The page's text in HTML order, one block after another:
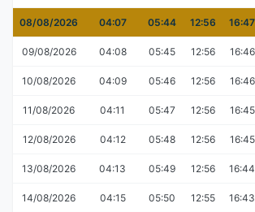
08/08/2026 04:07 05:44 12:56 16:47
09/08/2026 04:08 05:45 12:56 16:46
10/08/2026 04:09 05:46 12:56 16:46
11/08/2026 04:11 05:47 12:56 16:45
12/08/2026 04:12 05:48 12:56 16:45
13/08/2026 04:13 05:49 12:56 16:44
14/08/2026 04:15 05:50 12:55 16:43